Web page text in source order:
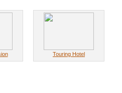
Touring Hotel